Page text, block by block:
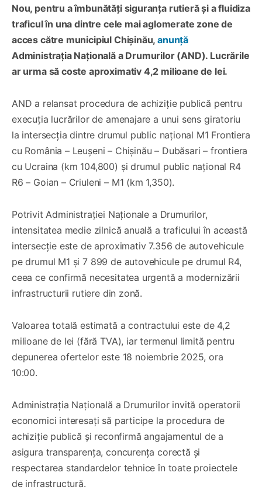
Nou, pentru a îmbunătăți siguranța rutieră și a fluidiza
traficul în una dintre cele mai aglomerate zone de
acces către municipiul Chișinău,anunță
Administrația Națională a Drumurilor (AND). Lucrările
ar urma să coste aproximativ 4,2 milioane de lei.
AND a relansat procedura de achiziție publică pentru
execuția lucrărilor de amenajare a unui sens giratoriu
la intersecția dintre drumul public național M1 Frontiera
cu România – Leușeni – Chișinău – Dubăsari – frontiera
cu Ucraina (km 104,800) și drumul public național R4
R6 – Goian – Criuleni – M1 (km 1,350).
Potrivit Administrației Naționale a Drumurilor,
intensitatea medie zilnică anuală a traficului în această
intersecție este de aproximativ 7.356 de autovehicule
pe drumul M1 și 7 899 de autovehicule pe drumul R4,
ceea ce confirmă necesitatea urgentă a modernizării
infrastructurii rutiere din zonă.
Valoarea totală estimată a contractului este de 4,2
milioane de lei (fără TVA), iar termenul limită pentru
depunerea ofertelor este 18 noiembrie 2025, ora
10:00.
Administrația Națională a Drumurilor invită operatorii
economici interesați să participe la procedura de
achiziție publică și reconfirmă angajamentul de a
asigura transparența, concurența corectă și
respectarea standardelor tehnice în toate proiectele
de infrastructură.